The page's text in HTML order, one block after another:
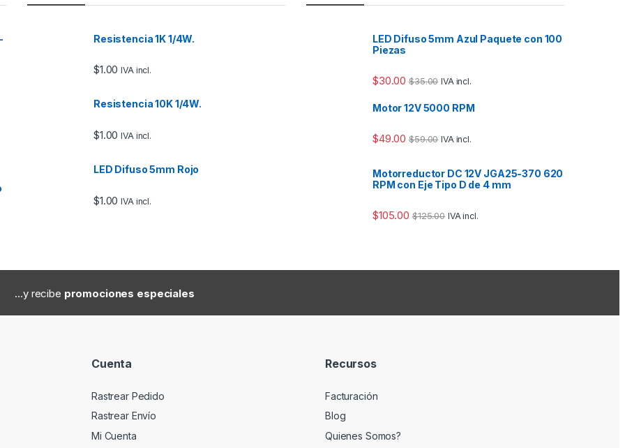
Resistencia 1K 1/4W.
$1.00 IVA incl.
Resistencia 10K 1/4W.
$1.00 IVA incl.
LED Difuso 5mm Rojo
$1.00 IVA incl.
LED Difuso 5mm Azul Paquete con 100
Piezas
$30.00 $35.00 IVA incl.
Motor 12V 5000 RPM
$49.00 $59.00 IVA incl.
Motorreductor DC 12V JGA25-370 620
RPM con Eje Tipo D de 4 mm
$105.00 $125.00 IVA incl.
...y recibe promociones especiales
Cuenta
Rastrear Pedido
Rastrear Envío
Mi Cuenta
Recursos
Facturación
Blog
Quienes Somos?